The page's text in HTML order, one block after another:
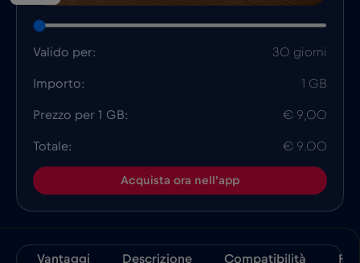
Valido per: 30 giorni
Importo: 1 GB
Prezzo per 1 GB: € 9,00
Totale: € 9.00
Acquista ora nell'app
Vantaggi Descrizione Compatibilità